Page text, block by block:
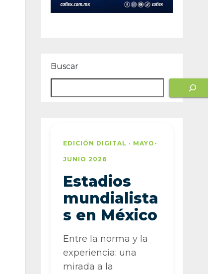
Buscar
EDICIÓN DIGITAL · MAYO-
JUNIO 2026
Estadios
mundialista
s en México
Entre la norma y la
experiencia: una
mirada a la